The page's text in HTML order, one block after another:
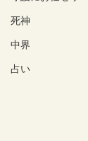
死神
中界
占い